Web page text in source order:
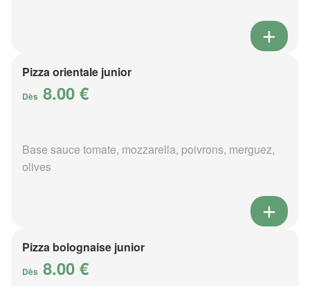
Pizza orientale junior
Dès 8.00 €
Base sauce tomate, mozzarella, poivrons, merguez,
olives
Pizza bolognaise junior
Dès 8.00 €